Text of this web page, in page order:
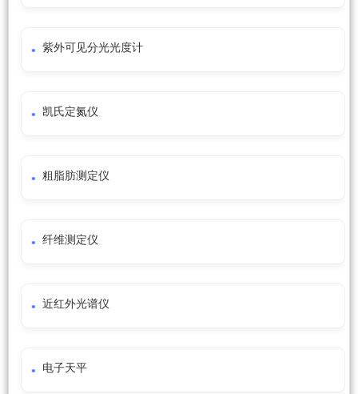
紫外可见分光光度计
凯氏定氮仪
粗脂肪测定仪
纤维测定仪
近红外光谱仪
电子天平